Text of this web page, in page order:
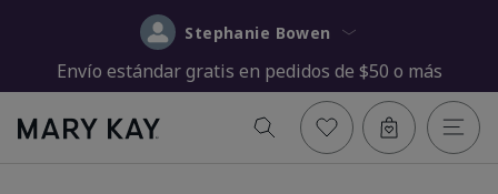
Stephanie Bowen
Envío estándar gratis en pedidos de $50 o más